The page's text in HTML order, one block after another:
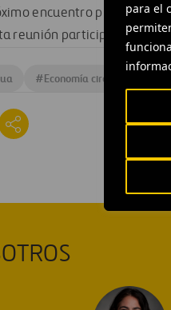
para el
encuentro presencial
reunión participarán
#Economía circular